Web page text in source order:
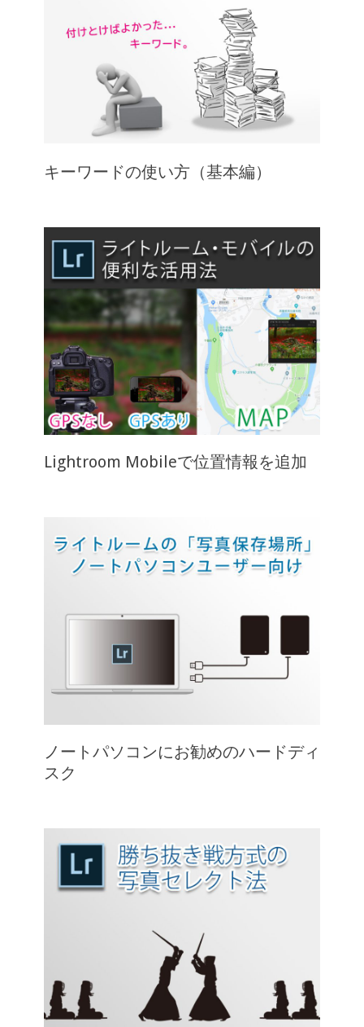
キーワードの使い方（基本編）
Lightroom Mobileで位置情報を追加
ノートパソコンにお勧めのハードディ
スク